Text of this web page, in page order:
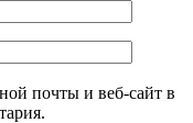
почты и веб-сайт в